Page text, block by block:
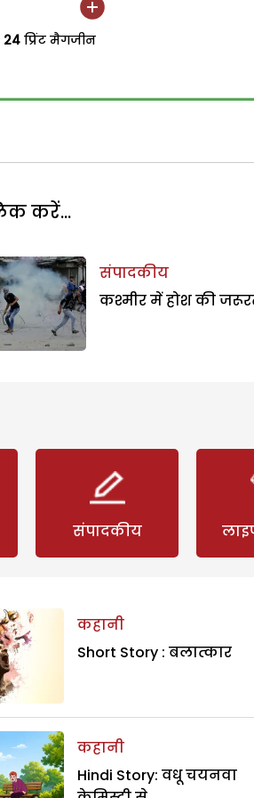
24 प्रिंट मैगजीन
करें...
संपादकीय
कश्मीर में होश की
संपादकीय
कहानी
Short Story : बलात्कार
कहानी
Hindi Story: वधू चयनवा